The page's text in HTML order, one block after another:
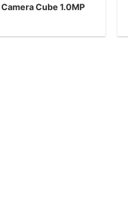
Camera Cube 1.0MP